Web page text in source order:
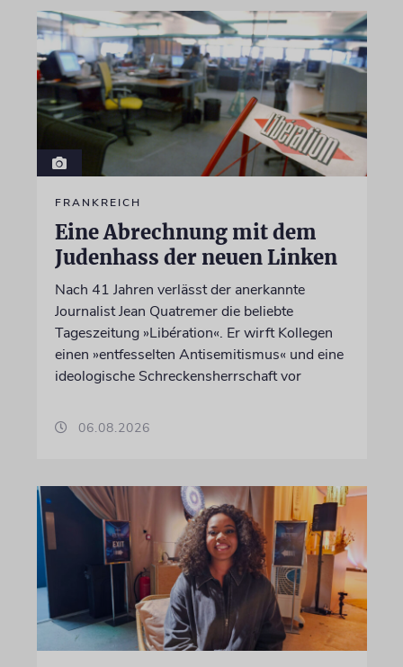
FRANKREICH
Eine Abrechnung mit dem
Judenhass der neuen Linken
Nach 41 Jahren verlässt der anerkannte
Journalist Jean Quatremer die beliebte
Tageszeitung »Libération«. Er wirft Kollegen
einen »entfesselten Antisemitismus« und eine
ideologische Schreckensherrschaft vor
06.08.2026